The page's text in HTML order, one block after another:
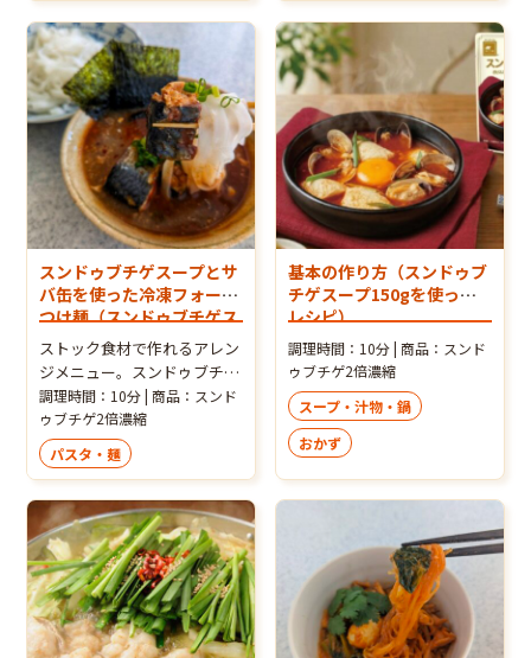
スンドゥブチゲスープとサ
バ缶を使った冷凍フォーの
つけ麺（スンドゥブチゲス
ープ150gを使ったレシ
ピ）
ストック食材で作れるアレン
ジメニュー。スンドゥブチゲ
スープの旨味にサバ缶の汁も
合わさってぐっと美味しいつ
け汁が簡単にできます。
調理時間：10分 | 商品：スンド
ゥブチゲ2倍濃縮
パスタ・麺
基本の作り方（スンドゥブ
チゲスープ150gを使った
レシピ）
調理時間：10分 | 商品：スンド
ゥブチゲ2倍濃縮
スープ・汁物・鍋
おかず